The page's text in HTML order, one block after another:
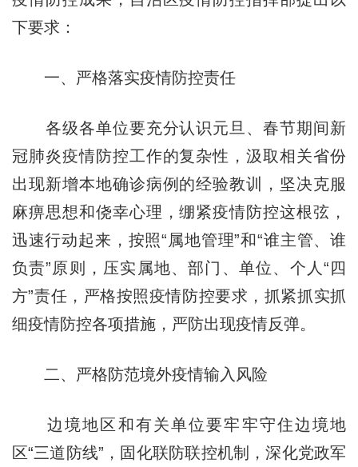
下要求：
一、严格落实疫情防控责任
各级各单位要充分认识元旦、春节期间新
冠肺炎疫情防控工作的复杂性，汲取相关省份
出现新增本地确诊病例的经验教训，坚决克服
麻痹思想和侥幸心理，绷紧疫情防控这根弦，
迅速行动起来，按照“属地管理”和“谁主管、谁
负责”原则，压实属地、部门、单位、个人“四
方”责任，严格按照疫情防控要求，抓紧抓实抓
细疫情防控各项措施，严防出现疫情反弹。
二、严格防范境外疫情输入风险
边境地区和有关单位要牢牢守住边境地
区“三道防线”，固化联防联控机制，深化党政军